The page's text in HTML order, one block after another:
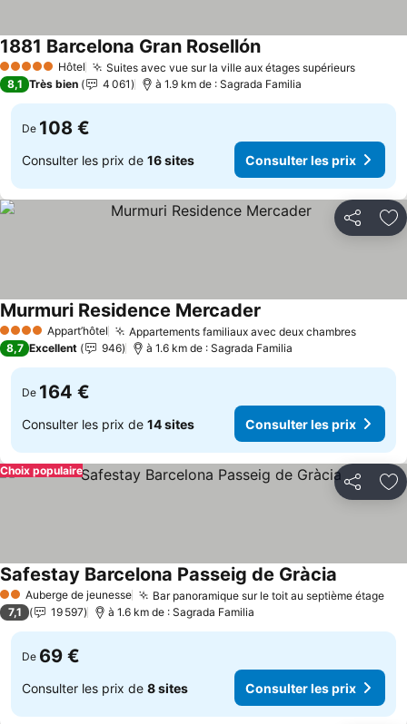
5 Étoiles Hôtel Suites avec vue sur la ville aux étages supérieurs
1881 Barcelona Gran Rosellón
8,1 Très bien 4 061 à 1.9 km de : Sagrada Familia
De 108 €
Consulter les prix de 16 sites Consulter les prix
Partager
4 Étoiles Appart’hôtel Appartements familiaux avec deux chambres
Murmuri Residence Mercader
8,7 Excellent 946 à 1.6 km de : Sagrada Familia
De 164 €
Consulter les prix de 14 sites Consulter les prix
Partager
Choix populaire
2 ÉtoilesAuberge de jeunesse Bar panoramique sur le toit au septième étage
Safestay Barcelona Passeig de Gràcia
7,1 19 597 à 1.6 km de : Sagrada Familia
De 69 €
Consulter les prix de 8 sites Consulter les prix